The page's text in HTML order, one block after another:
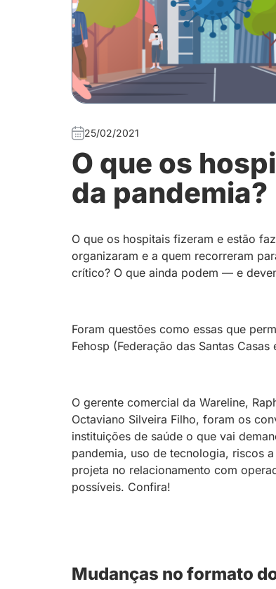
25/02/2021
O que os
da pandemia?
O que os hospitais fizeram e estão
organizaram e a quem recorreram
crítico? O que ainda podem — e
Foram questões como essas que
Fehosp (Federação das Santas
O gerente comercial da Wareline,
Octaviano Silveira Filho, foram os
instituições de saúde o que vai
pandemia, uso de tecnologia, riscos
projeta no relacionamento com
possíveis. Confira!
Mudanças no formato